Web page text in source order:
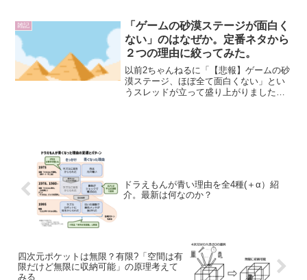
と思ってました。考えてみたら「出来の
悪い掃除機みたいなものか...
雑記
「ゲームの砂漠ステージが面白く
ない」のはなぜか。定番ネタから
２つの理由に絞ってみた。
以前2ちゃんねるに「【悲報】ゲームの砂
漠ステージ、ほぼ全て面白くない」とい
うスレッドが立って盛り上がりました。
ドラえもんが青い理由を全4種(＋α）紹
介。最新は何なのか？
四次元ポケットは無限？有限?「空間は有
限だけど無限に収納可能」の原理考えて
みる